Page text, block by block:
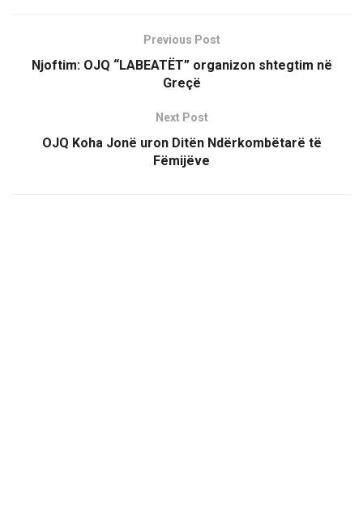
Previous Post
Njoftim: OJQ “LABEATËT” organizon shtegtim në
Greçë
Next Post
OJQ Koha Jonë uron Ditën Ndërkombëtarë të
Fëmijëve